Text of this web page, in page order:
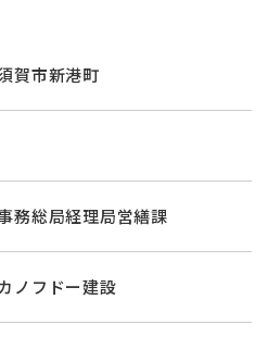
賀市新港町
務総局経理局営繕課
ノフドー建設